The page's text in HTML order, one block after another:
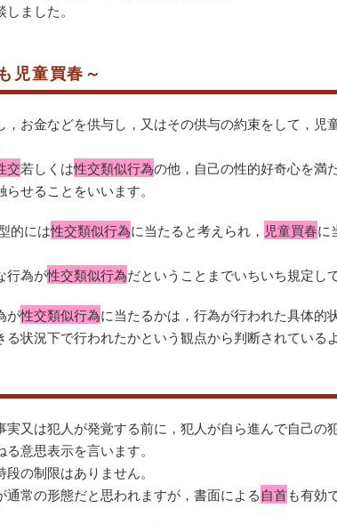
しました。
児童買春～
，お金などを供与し，又はその供与の約束をして，児
交若しくは性交類似行為の他，自己の性的好奇心を満
せることをいいます。
的には性交類似行為に当たると考えられ， 児童買春に
行為が性交類似行為だということまでいちいち規定し
が性交類似行為に当たるかは，行為が行われた具体的
る状況下で行われたかという観点から判断されている
実又は犯人が発覚する前に，犯人が自ら進んで自己の
意思表示を言います。
の制限はありません。
通常の形態だと思われますが，書面による自首も有効